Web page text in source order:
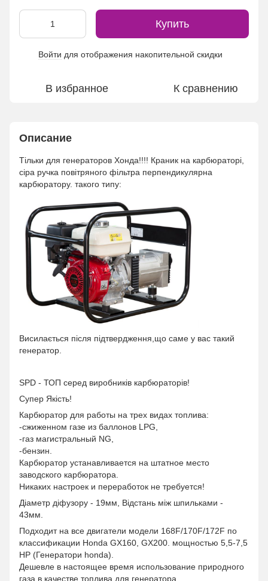
Купить
Войти для отображения накопительной скидки
В избранное К сравнению
Описание
Тільки для генераторов Хонда!!!! Краник на карбюраторі,
сіра ручка повітряного фільтра перпендикулярна
карбюратору. такого типу:
Висилається після підтвердження,що саме у вас такий
генератор.
SPD - ТОП серед виробників карбюраторів!
Супер Якість!
Карбюратор для работы на трех видах топлива:
-сжиженном газе из баллонов LPG,
-газ магистральный NG,
-бензин.
Карбюратор устанавливается на штатное место
заводского карбюратора.
Никаких настроек и переработок не требуется!
Діаметр діфузору - 19мм, Відстань між шпильками -
43мм.
Подходит на все двигатели модели 168F/170F/172F по
классификации Honda GX160, GX200. мощностью 5,5-7,5
HP (Генератори honda).
Дешевле в настоящее время использование природного
газа в качестве топлива для генератора.